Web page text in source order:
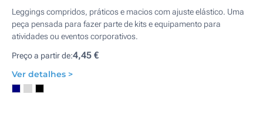
Leggings compridos, práticos e macios com ajuste elástico. Uma
peça pensada para fazer parte de kits e equipamento para
atividades ou eventos corporativos.
Preço a partir de:4,45 €
Ver detalhes >